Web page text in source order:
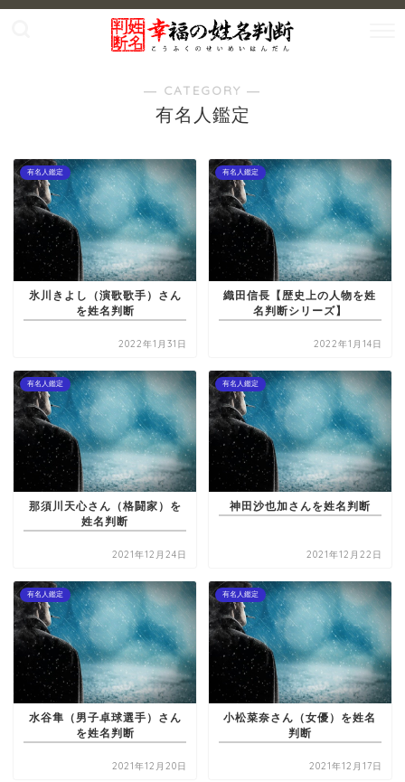
― CATEGORY ―
有名人鑑定
有名人鑑定
氷川きよし（演歌歌手）さん
を姓名判断
2022年1月31日
有名人鑑定
織田信長【歴史上の人物を姓
名判断シリーズ】
2022年1月14日
有名人鑑定
那須川天心さん（格闘家）を
姓名判断
2021年12月24日
有名人鑑定
神田沙也加さんを姓名判断
2021年12月22日
有名人鑑定
水谷隼（男子卓球選手）さん
を姓名判断
2021年12月20日
有名人鑑定
小松菜奈さん（女優）を姓名
判断
2021年12月17日